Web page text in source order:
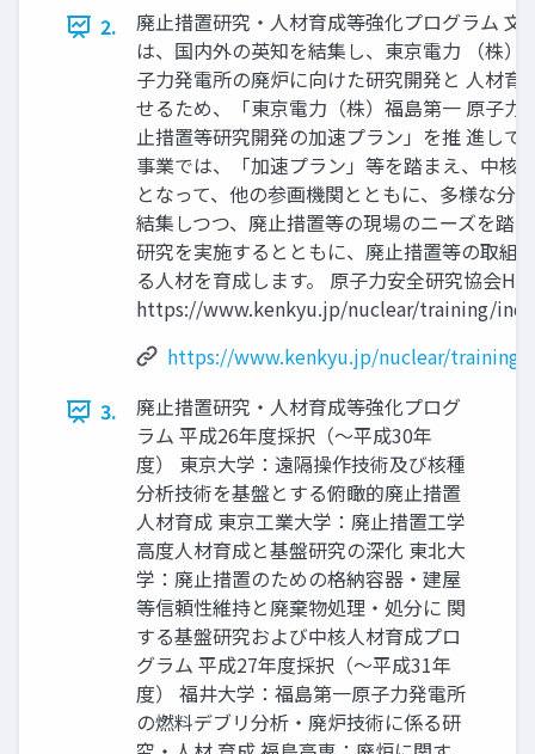
2.
廃止措置研究・人材育成等強化プログラム 文
は、国内外の英知を結集し、東京電力 （株）
子力発電所の廃炉に向けた研究開発と 人材育
せるため、「東京電力（株）福島第一 原子力
止措置等研究開発の加速プラン」を推 進して
事業では、「加速プラン」等を踏まえ、中核
となって、他の参画機関とともに、多様な分
結集しつつ、廃止措置等の現場のニーズを踏
研究を実施するとともに、廃止措置等の取組
る人材を育成します。 原子力安全研究協会HP
https://www.kenkyu.jp/nuclear/training/
https://www.kenkyu.jp/nuclear/
3.
廃止措置研究・人材育成等強化プログ
ラム 平成26年度採択（〜平成30年
度） 東京大学：遠隔操作技術及び核種
分析技術を基盤とする俯瞰的廃止措置
人材育成 東京工業大学：廃止措置工学
高度人材育成と基盤研究の深化 東北大
学：廃止措置のための格納容器・建屋
等信頼性維持と廃棄物処理・処分に 関
する基盤研究および中核人材育成プロ
グラム 平成27年度採択（〜平成31年
度） 福井大学：福島第一原子力発電所
の燃料デブリ分析・廃炉技術に係る研